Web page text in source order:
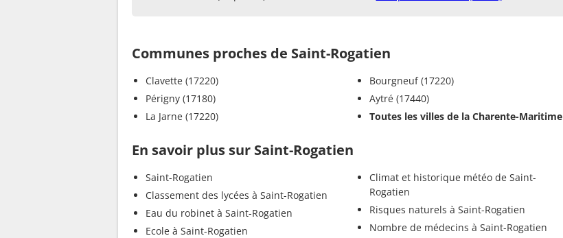
Communes proches de Saint-Rogatien
Clavette (17220)
Périgny (17180)
La Jarne (17220)
Bourgneuf (17220)
Aytré (17440)
Toutes les villes de la Charente-Maritime
En savoir plus sur Saint-Rogatien
Saint-Rogatien
Classement des lycées à Saint-Rogatien
Eau du robinet à Saint-Rogatien
Ecole à Saint-Rogatien
Climat et historique météo de Saint-
Rogatien
Risques naturels à Saint-Rogatien
Nombre de médecins à Saint-Rogatien